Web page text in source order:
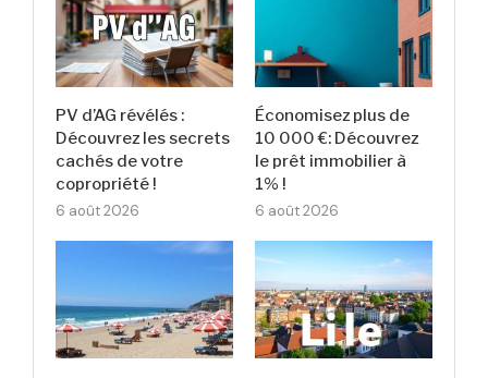
PV d’AG révélés :
Découvrez les secrets
cachés de votre
copropriété !
6 août 2026
Économisez plus de
10 000 €: Découvrez
le prêt immobilier à
1% !
6 août 2026